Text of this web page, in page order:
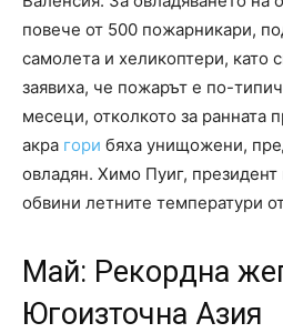
повече от 500 пожарникари,
самолета и хеликоптери, като
заявиха, че пожарът е по-
месеци, отколкото за ранната
акра гори бяха унищожени,
овладян. Химо Пуиг,
обвини летните температури
Май: Рекордна
Югоизточна Азия